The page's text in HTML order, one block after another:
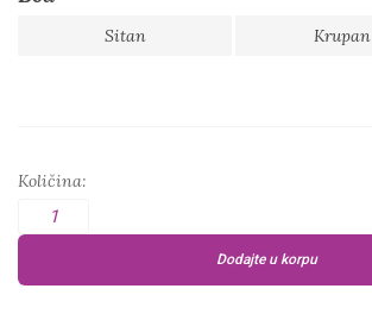
Sitan Krupan
Količina:
Dodajte u korpu